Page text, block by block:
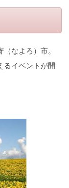
なよろ）市。
るイベントが開